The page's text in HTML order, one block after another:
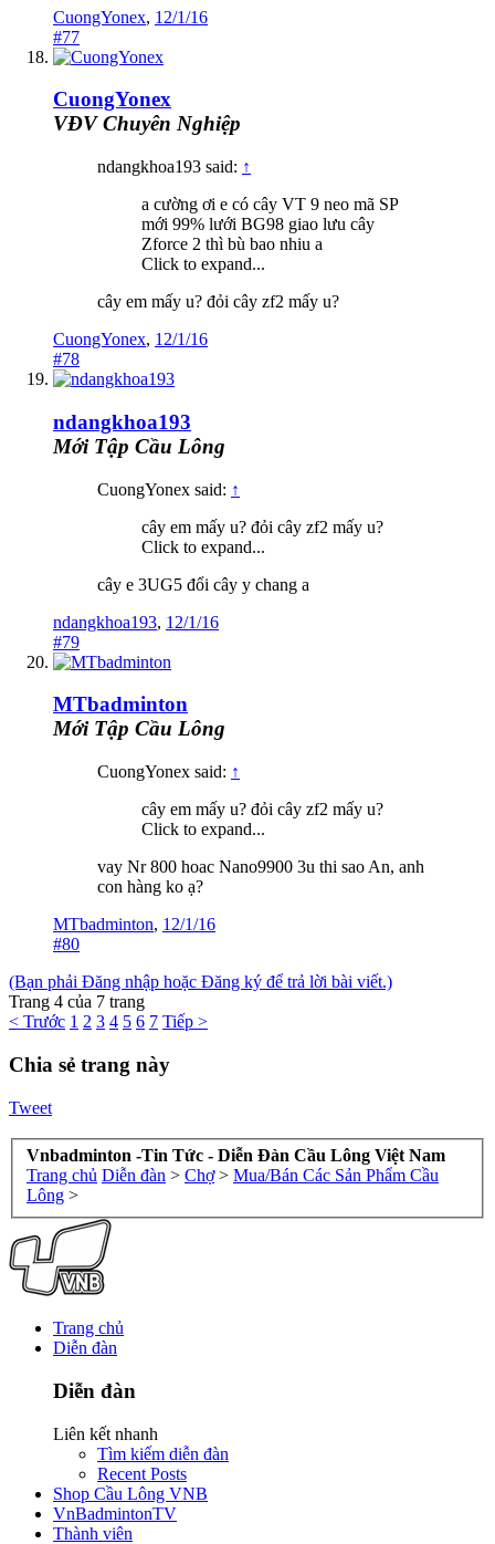
CuongYonex, 12/1/16
#77
CuongYonex
VĐV Chuyên Nghiệp
ndangkhoa193 said: ↑
a cường ơi e có cây VT 9 neo mã SP
mới 99% lưới BG98 giao lưu cây
Zforce 2 thì bù bao nhiu a
Click to expand...
cây em mấy u? đỏi cây zf2 mấy u?
CuongYonex, 12/1/16
#78
ndangkhoa193
Mới Tập Cầu Lông
CuongYonex said: ↑
cây em mấy u? đỏi cây zf2 mấy u?
Click to expand...
cây e 3UG5 đổi cây y chang a
ndangkhoa193, 12/1/16
#79
MTbadminton
Mới Tập Cầu Lông
CuongYonex said: ↑
cây em mấy u? đỏi cây zf2 mấy u?
Click to expand...
vay Nr 800 hoac Nano9900 3u thi sao An, anh
con hàng ko ạ?
MTbadminton, 12/1/16
#80
(Bạn phải Đăng nhập hoặc Đăng ký để trả lời bài viết.)
Trang 4 của 7 trang
< Trước 1 2 3 4 5 6 7 Tiếp >
Chia sẻ trang này
Tweet
Vnbadminton -Tin Tức - Diễn Đàn Cầu Lông Việt Nam
Trang chủ Diễn đàn > Chợ > Mua/Bán Các Sản Phẩm Cầu
Lông >
Trang chủ
Diễn đàn
Diễn đàn
Liên kết nhanh
Tìm kiếm diễn đàn
Recent Posts
Shop Cầu Lông VNB
VnBadmintonTV
Thành viên